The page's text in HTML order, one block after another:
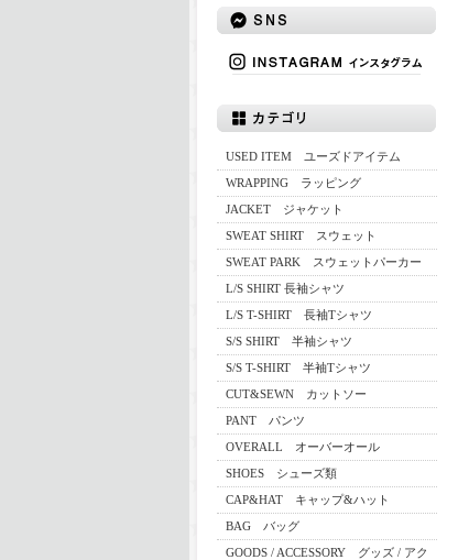
USED ITEM ユーズドアイテム
WRAPPING ラッピング
JACKET ジャケット
SWEAT SHIRT スウェット
SWEAT PARK スウェットパーカー
L/S SHIRT 長袖シャツ
L/S T-SHIRT 長袖Tシャツ
S/S SHIRT 半袖シャツ
S/S T-SHIRT 半袖Tシャツ
CUT&SEWN カットソー
PANT パンツ
OVERALL オーバーオール
SHOES シューズ類
CAP&HAT キャップ&ハット
BAG バッグ
GOODS / ACCESSORY グッズ / アク